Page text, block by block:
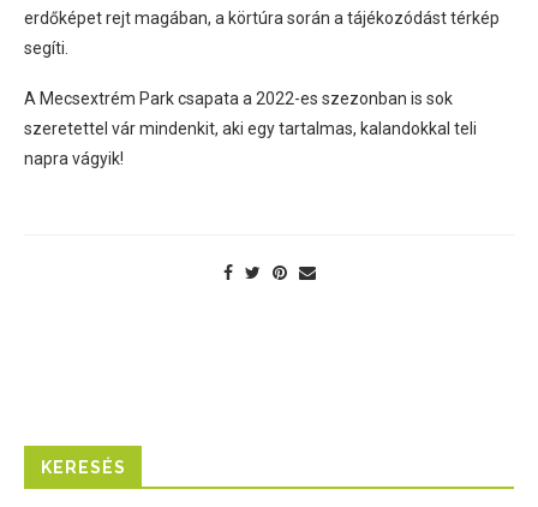
erdőképet rejt magában, a körtúra során a tájékozódást térkép
segíti.
A Mecsextrém Park csapata a 2022-es szezonban is sok
szeretettel vár mindenkit, aki egy tartalmas, kalandokkal teli
napra vágyik!
KERESÉS